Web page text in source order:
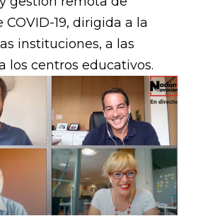
19, dirigida a la
instituciones, a las
los centros educativos.